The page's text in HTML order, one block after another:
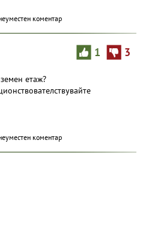
коментар
1 3
етаж?
коментар